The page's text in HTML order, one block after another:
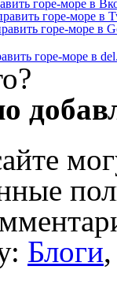
Блоги